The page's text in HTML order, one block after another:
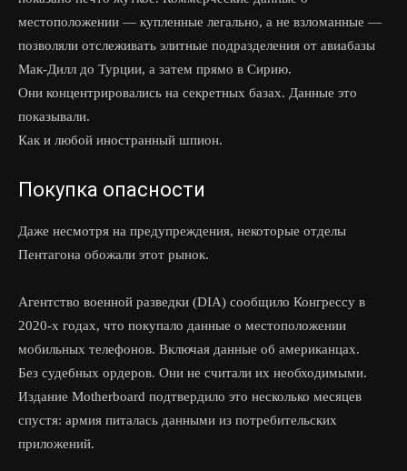
местоположении — купленные легально, а не взломанные —
позволяли отслеживать элитные подразделения от авиабазы
Мак-Дилл до Турции, а затем прямо в Сирию.
Они концентрировались на секретных базах. Данные это
показывали.
Как и любой иностранный шпион.
Покупка опасности
Даже несмотря на предупреждения, некоторые отделы
Пентагона обожали этот рынок.
Агентство военной разведки (DIA) сообщило Конгрессу в
2020-х годах, что покупало данные о местоположении
мобильных телефонов. Включая данные об американцах.
Без судебных ордеров. Они не считали их необходимыми.
Издание Motherboard подтвердило это несколько месяцев
спустя: армия питалась данными из потребительских
приложений.